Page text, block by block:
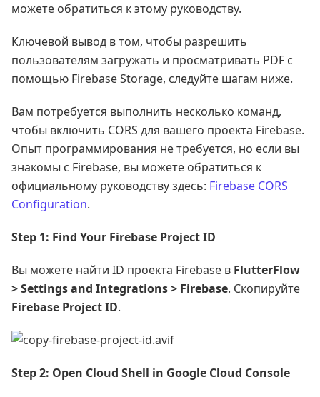
можете обратиться к этому руководству.
Ключевой вывод в том, чтобы разрешить
пользователям загружать и просматривать PDF с
помощью Firebase Storage, следуйте шагам ниже.
Вам потребуется выполнить несколько команд,
чтобы включить CORS для вашего проекта Firebase.
Опыт программирования не требуется, но если вы
знакомы с Firebase, вы можете обратиться к
официальному руководству здесь: Firebase CORS
Configuration.
Step 1: Find Your Firebase Project ID
Вы можете найти ID проекта Firebase в FlutterFlow
> Settings and Integrations > Firebase. Скопируйте
Firebase Project ID.
Step 2: Open Cloud Shell in Google Cloud Console